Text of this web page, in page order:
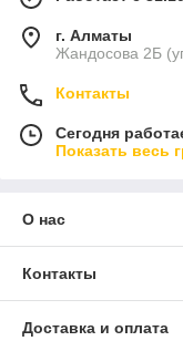
г. Алматы
Жандосова 2Б
Контакты
Сегодня
Показать весь
О нас
Контакты
Доставка и оплата